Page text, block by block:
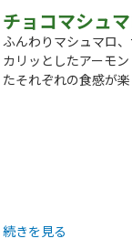
チョコマシュ
ふんわりマシュマロ
カリッとしたアーモ
たそれぞれの食感が楽
続きを見る